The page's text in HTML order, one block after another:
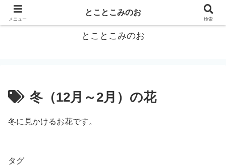
箕面をトコトコお散歩しながらご紹介
とことこみのお
冬（12月～2月）の花
冬に見かけるお花です。
タグ
メニュー
とことこみのお
検索